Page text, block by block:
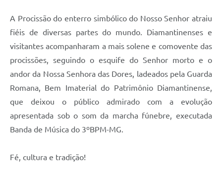
A Procissão do enterro simbólico do Nosso Senhor atraiu
fiéis de diversas partes do mundo. Diamantinenses e
visitantes acompanharam a mais solene e comovente das
procissões, seguindo o esquife do Senhor morto e o
andor da Nossa Senhora das Dores, ladeados pela Guarda
Romana, Bem Imaterial do Patrimônio Diamantinense,
que deixou o público admirado com a evolução
apresentada sob o som da marcha fúnebre, executada
Banda de Música do 3ºBPM-MG.
Fé, cultura e tradição!